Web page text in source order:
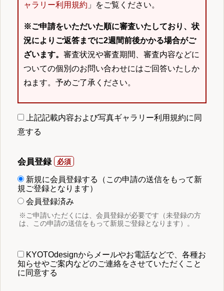
ャラリー利用規約 」をご覧ください。
※ご申請をいただいた順に審査いたしており、状
況によりご返答までに2週間前後かかる場合がご
ざいます。 審査状況や審査期間、審査内容などに
ついての個別のお問い合わせにはご回答いたしか
ねます。予めご了承ください。
上記記載内容および写真ギャラリー利用規約に同
意する
会員登録
新規に会員登録する（この申請の送信をもって新
規ご登録となります）
会員登録済み
※ご申請いただくには、会員登録が必要です（未登録の方
は、この申請の送信をもって新規ご登録となります）。
KYOTOdesignからメールやお電話などで、各種お
知らせやご案内などのご連絡をさせていただくこと
に同意する